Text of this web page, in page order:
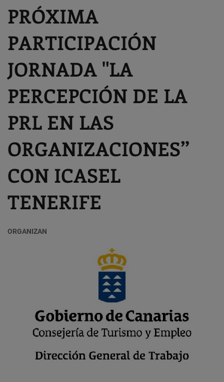
PRÓXIMA
PARTICIPACIÓN
JORNADA "LA
PERCEPCIÓN DE LA
PRL EN LAS
ORGANIZACIONES”
CON ICASEL
TENERIFE
ORGANIZAN